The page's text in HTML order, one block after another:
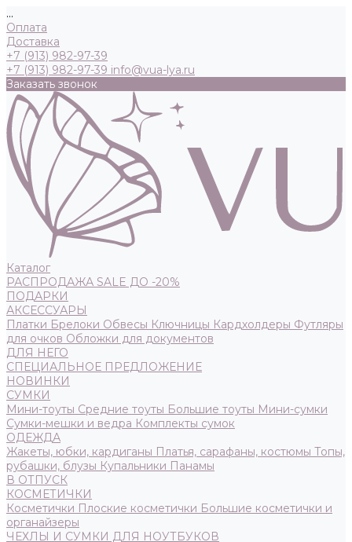
...
Оплата
Доставка
+7 (913) 982-97-39
+7 (913) 982-97-39 info@vua-lya.ru
Заказать звонок
Каталог
РАСПРОДАЖА SALE ДО -20%
ПОДАРКИ
АКСЕССУАРЫ
Платки Брелоки Обвесы Ключницы Кардхолдеры Футляры
для очков Обложки для документов
ДЛЯ НЕГО
СПЕЦИАЛЬНОЕ ПРЕДЛОЖЕНИЕ
НОВИНКИ
СУМКИ
Мини-тоуты Средние тоуты Большие тоуты Мини-сумки
Сумки-мешки и ведра Комплекты сумок
ОДЕЖДА
Жакеты, юбки, кардиганы Платья, сарафаны, костюмы Топы,
рубашки, блузы Купальники Панамы
В ОТПУСК
КОСМЕТИЧКИ
Косметички Плоские косметички Большие косметички и
органайзеры
ЧЕХЛЫ И СУМКИ ДЛЯ НОУТБУКОВ